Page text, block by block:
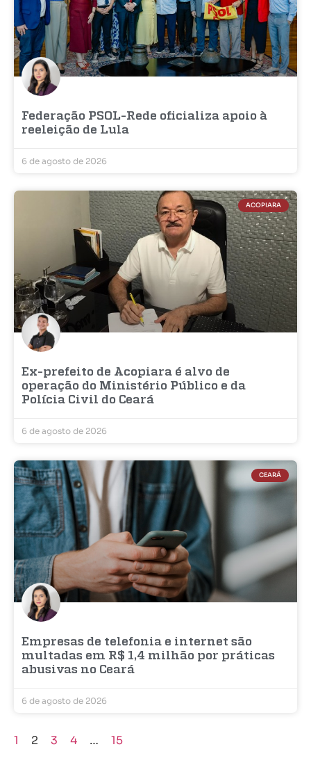
Federação PSOL-Rede oficializa apoio à
reeleição de Lula
6 de agosto de 2026
ACOPIARA
Ex-prefeito de Acopiara é alvo de
operação do Ministério Público e da
Polícia Civil do Ceará
6 de agosto de 2026
CEARÁ
Empresas de telefonia e internet são
multadas em R$ 1,4 milhão por práticas
abusivas no Ceará
6 de agosto de 2026
1 2 3 4 … 15